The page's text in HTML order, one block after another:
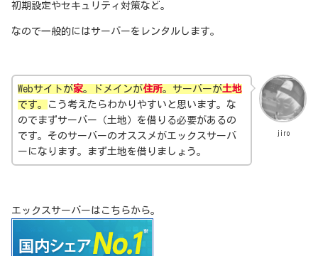
初期設定やセキュリティ対策など。
なので一般的にはサーバーをレンタルします。
jiro
Webサイトが家。ドメインが住所。サーバーが土地
です。
こう考えたらわかりやすいと思います。な
のでまずサーバー（土地）を借りる必要があるの
です。そのサーバーのオススメがエックスサーバ
ーになります。まず土地を借りましょう。
エックスサーバーはこちらから。